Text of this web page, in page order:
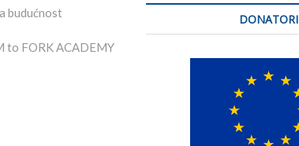
budućnost
to FORK ACADEMY
DONATORI